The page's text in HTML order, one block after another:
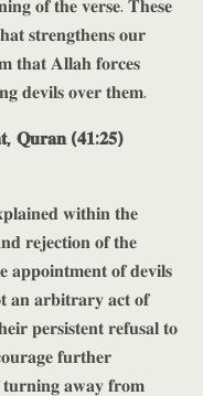
𝐨𝐟 𝐭𝐡𝐞 𝐯𝐞𝐫𝐬𝐞. 𝐓𝐡𝐞𝐬𝐞
𝐬𝐭𝐫𝐞𝐧𝐠𝐭𝐡𝐞𝐧𝐬 𝐨𝐮𝐫
𝐭𝐡𝐚𝐭 𝐀𝐥𝐥𝐚𝐡 𝐟𝐨𝐫𝐜𝐞𝐬
𝐝𝐞𝐯𝐢𝐥𝐬 𝐨𝐯𝐞𝐫 𝐭𝐡𝐞𝐦.
𝐐𝐮𝐫𝐚𝐧 (𝟒𝟏:𝟐𝟓)
𝐰𝐢𝐭𝐡𝐢𝐧 𝐭𝐡𝐞
𝐫𝐞𝐣𝐞𝐜𝐭𝐢𝐨𝐧 𝐨𝐟 𝐭𝐡𝐞
𝐚𝐩𝐩𝐨𝐢𝐧𝐭𝐦𝐞𝐧𝐭 𝐨𝐟 𝐝𝐞𝐯𝐢𝐥𝐬
𝐚𝐧 𝐚𝐫𝐛𝐢𝐭𝐫𝐚𝐫𝐲 𝐚𝐜𝐭 𝐨𝐟
𝐩𝐞𝐫𝐬𝐢𝐬𝐭𝐞𝐧𝐭 𝐫𝐞𝐟𝐮𝐬𝐚𝐥 𝐭𝐨
𝐟𝐮𝐫𝐭𝐡𝐞𝐫
𝐭𝐮𝐫𝐧𝐢𝐧𝐠 𝐚𝐰𝐚𝐲 𝐟𝐫𝐨𝐦